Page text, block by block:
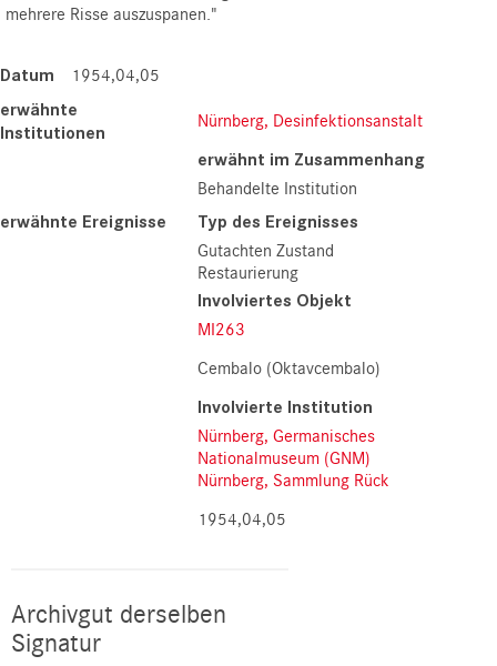
mehrere Risse auszuspanen."
Datum 1954,04,05
erwähnte
Institutionen
Nürnberg, Desinfektionsanstalt
erwähnt im Zusammenhang
Behandelte Institution
erwähnte Ereignisse Typ des Ereignisses
Gutachten Zustand
Restaurierung
Involviertes Objekt
MI263
Cembalo (Oktavcembalo)
Involvierte Institution
Nürnberg, Germanisches
Nationalmuseum (GNM)
Nürnberg, Sammlung Rück
1954,04,05
Archivgut derselben
Signatur